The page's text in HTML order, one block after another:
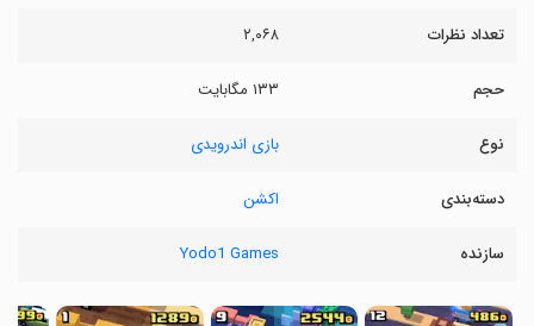
تعداد نظرات ۲,۰۶۸
حجم ۱۳۳ مگابایت
نوع بازی اندرویدی
دسته‌بندی اکشن
سازنده Yodo1 Games